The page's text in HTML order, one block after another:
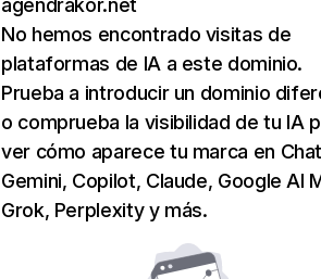
agendrakor.net
No hemos encontrado visitas de
plataformas de IA a este dominio.
Prueba a introducir un dominio
o comprueba la visibilidad de tu IA
ver cómo aparece tu marca en
Gemini, Copilot, Claude, Google AI
Grok, Perplexity y más.